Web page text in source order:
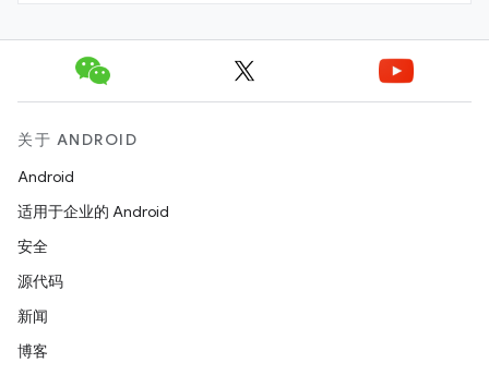
关于 ANDROID
Android
适用于企业的 Android
安全
源代码
新闻
博客